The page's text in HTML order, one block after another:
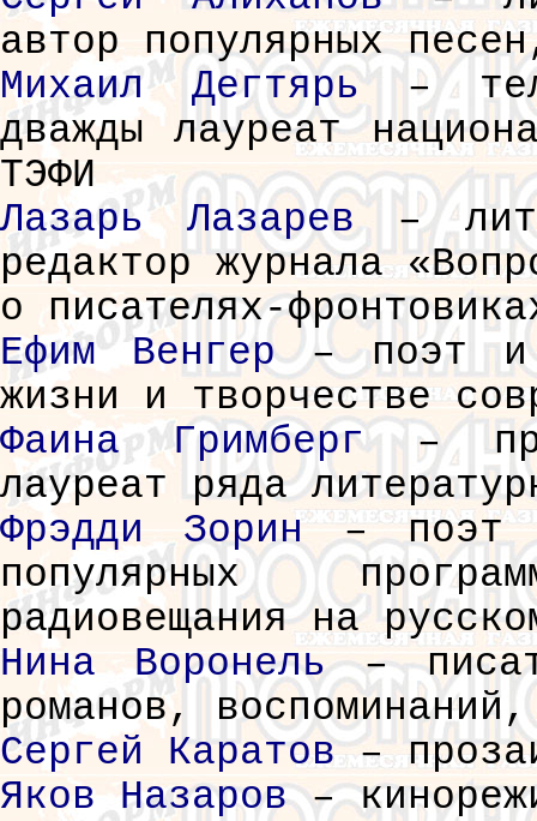
автор популярных
Михаил Дегтярь–
дважды лауреат
ТЭФИ
Лазарь Лазарев–
редактор журнала
о писателях-
Ефим Венгер– поэт и
жизни и творчестве
Фаина Гримберг–
лауреат ряда
Фрэдди Зорин– поэт и
популярных
радиовещания на
Нина Воронель–
романов,
Сергей Каратов–
Яков Назаров–